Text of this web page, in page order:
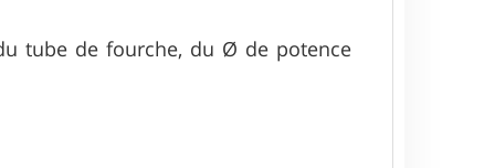
tube de fourche, du Ø de potence